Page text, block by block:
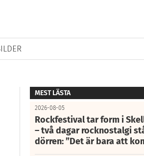
MEST LÄSTA
2026-08-05
Rockfestival tar form i
– två dagar rocknostalgi
dörren: ”Det är bara att